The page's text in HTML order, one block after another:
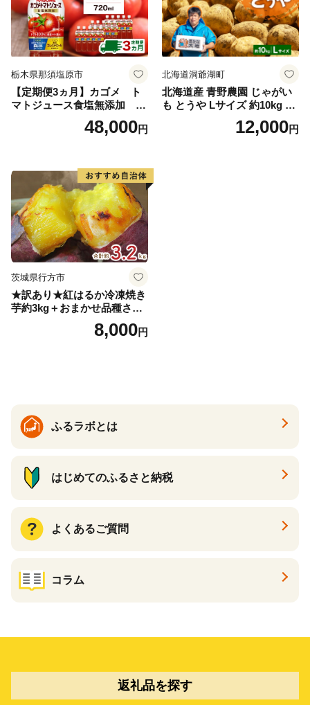
栃木県那須塩原市
【定期便3ヵ月】カゴメ ト
マトジュース食塩無添加 72
0ml PET×15本 1ケース 毎月
届く 3ヵ月 3回コース ns001-
48,000円
北海道洞爺湖町
北海道産 青野農園 じゃがい
も とうや Lサイズ 約10kg 20
26年10月初旬～12月下旬頃お
届け 先行予約 北海道 ジャガ
12,000円
茨城県行方市
★訳あり★紅はるか冷凍焼き
芋約3kg＋おまかせ品種さつ
まいも 合計約3.2kg｜さつ
まいも サツマイモ さつま芋
8,000円
ふるラボとは
はじめてのふるさと納税
よくあるご質問
コラム
返礼品を探す